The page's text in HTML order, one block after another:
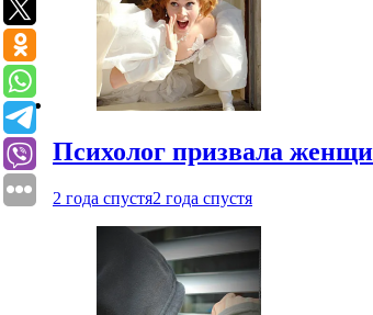
Психолог призвала
2 года спустя2 года спустя